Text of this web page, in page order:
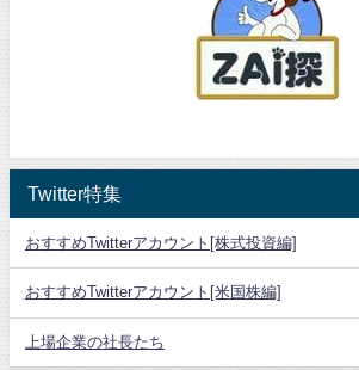
Twitter特集
おすすめTwitterアカウント[株式投資編]
おすすめTwitterアカウント[米国株編]
上場企業の社長たち